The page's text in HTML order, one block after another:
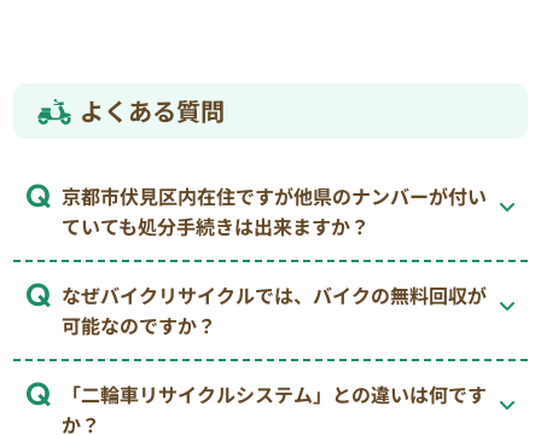
よくある質問
京都市伏見区内在住ですが他県のナンバーが付い
ていても処分手続きは出来ますか？
なぜバイクリサイクルでは、バイクの無料回収が
可能なのですか？
「二輪車リサイクルシステム」との違いは何です
か？